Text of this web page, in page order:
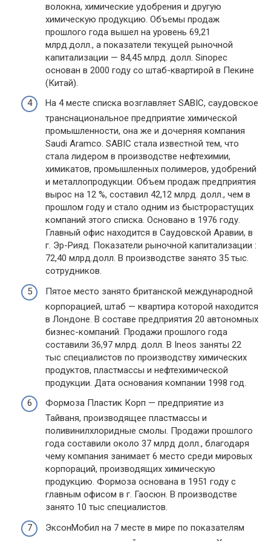
волокна, химические удобрения и другую
химическую продукцию. Объемы продаж
прошлого года вышел на уровень 69,21
млрд.долл., а показатели текущей рыночной
капитализации — 84,45 млрд. долл. Sinopec
основан в 2000 году со штаб-квартирой в Пекине
(Китай).
На 4 месте списка возглавляет SABIC, саудовское
транснациональное предприятие химической
промышленности, она же и дочерняя компания
Saudi Aramco. SABIC стала известной тем, что
стала лидером в производстве нефтехимии,
химикатов, промышленных полимеров, удобрений
и металлопродукции. Объем продаж предприятия
вырос на 12 %, составил 42,12 млрд. долл., чем в
прошлом году и стало одним из быстрорастущих
компаний этого списка. Основано в 1976 году.
Главный офис находится в Саудовской Аравии, в
г. Эр-Рияд. Показатели рыночной капитализации :
72,40 млрд.долл. В производстве занято 35 тыс.
сотрудников.
Пятое место занято британской международной
корпорацией, штаб — квартира которой находится
в Лондоне. В составе предприятия 20 автономных
бизнес-компаний. Продажи прошлого года
составили 36,97 млрд. долл. В Ineos заняты 22
тыс специалистов по производству химических
продуктов, пластмассы и нефтехимической
продукции. Дата основания компании 1998 год.
Формоза Пластик Корп — предприятие из
Тайваня, производящее пластмассы и
поливинилхлоридные смолы. Продажи прошлого
года составили около 37 млрд долл., благодаря
чему компания занимает 6 место среди мировых
корпораций, производящих химическую
продукцию. Формоза основана в 1951 году с
главным офисом в г. Гаосюн. В производстве
занято 10 тыс специалистов.
ЭксонМобил на 7 месте в мире по показателям